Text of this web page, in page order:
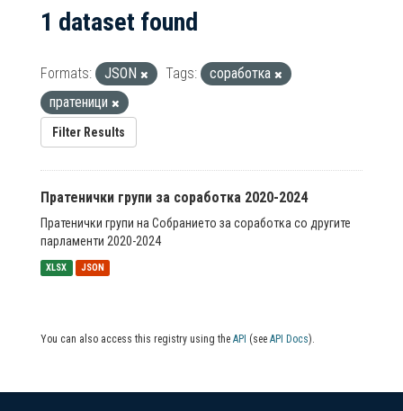
1 dataset found
Formats: JSON Tags:
соработка
пратеници
Filter Results
Пратенички групи за соработка 2020-2024
Пратенички групи на Собранието за соработка со другите
парламенти 2020-2024
XLSX JSON
You can also access this registry using the API (see API Docs).